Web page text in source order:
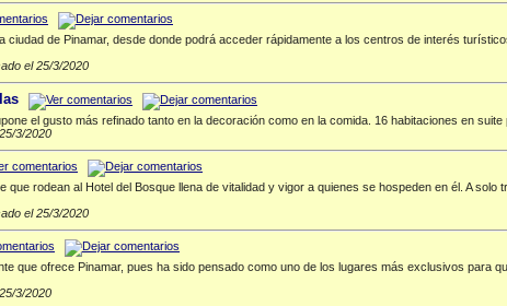
ciudad de Pinamar, desde donde podrá acceder rápidamente a los centros de interés
el 25/3/2020
el gusto más refinado tanto en la decoración como en la comida. 16 habitaciones en
3/2020
que rodean al Hotel del Bosque llena de vitalidad y vigor a quienes se hospeden en él. A
el 25/3/2020
que ofrece Pinamar, pues ha sido pensado como uno de los lugares más exclusivos para
3/2020